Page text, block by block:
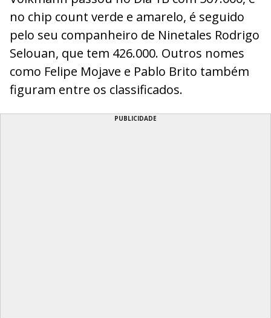
no chip count verde e amarelo, é seguido
pelo seu companheiro de Ninetales Rodrigo
Selouan, que tem 426.000. Outros nomes
como Felipe Mojave e Pablo Brito também
figuram entre os classificados.
PUBLICIDADE